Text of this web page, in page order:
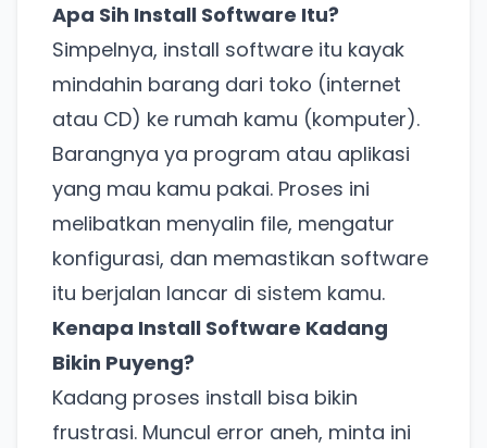
Apa Sih Install Software Itu?
Simpelnya, install software itu kayak
mindahin barang dari toko (internet
atau CD) ke rumah kamu (komputer).
Barangnya ya program atau aplikasi
yang mau kamu pakai. Proses ini
melibatkan menyalin file, mengatur
konfigurasi, dan memastikan software
itu berjalan lancar di sistem kamu.
Kenapa Install Software Kadang
Bikin Puyeng?
Kadang proses install bisa bikin
frustrasi. Muncul error aneh, minta ini